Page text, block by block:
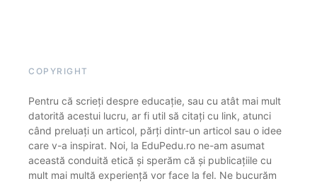
COPYRIGHT
Pentru că scrieți despre educație, sau cu atât mai mult
datorită acestui lucru, ar fi util să citați cu link, atunci
când preluați un articol, părți dintr-un articol sau o idee
care v-a inspirat. Noi, la EduPedu.ro ne-am asumat
această conduită etică și sperăm că și publicațiile cu
mult mai multă experiență vor face la fel. Ne bucurăm